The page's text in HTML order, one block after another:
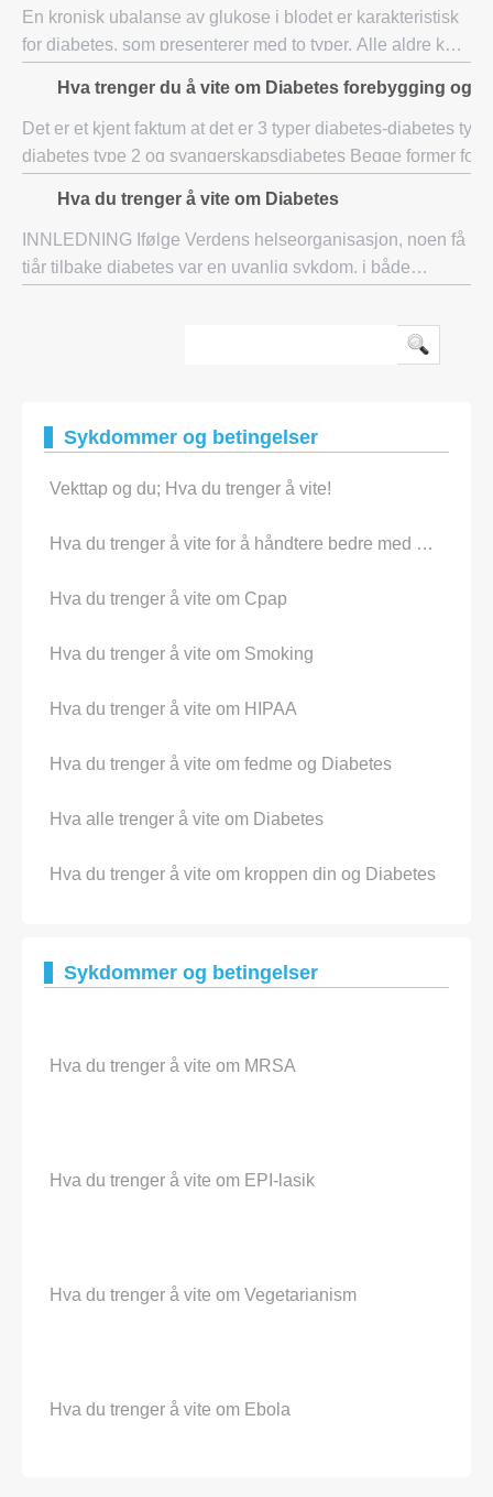
En kronisk ubalanse av glukose i blodet er karakteristisk
for diabetes, som presenterer med to typer. Alle aldre kan
produksjoner opphører helt. E
Hva trenger du å vite om Diabetes forebygging og
Det er et kjent faktum at det er 3 typer diabetes-diabetes
diabetes type 2 og svangerskapsdiabetes Begge former for
Hva du trenger å vite om Diabetes
INNLEDNING Ifølge Verdens helseorganisasjon, noen få
tiår tilbake diabetes var en uvanlig sykdom, i både
Sykdommer og betingelser
Vekttap og du; Hva du trenger å vite!
Hva du trenger å vite for å håndtere bedre med Diabetes
Hva du trenger å vite om Cpap
Hva du trenger å vite om Smoking
Hva du trenger å vite om HIPAA
Hva du trenger å vite om fedme og Diabetes
Hva alle trenger å vite om Diabetes
Hva du trenger å vite om kroppen din og Diabetes
Sykdommer og betingelser
Hva du trenger å vite om MRSA
Hva du trenger å vite om EPI-lasik
Hva du trenger å vite om Vegetarianism
Hva du trenger å vite om Ebola